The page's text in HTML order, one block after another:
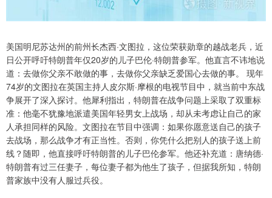
美国明尼苏达州的前州长杰西·文图拉，这位荣获勋章的越战老兵，近
日公开呼吁特朗普年仅20岁的儿子巴伦·特朗普参军。他直言不讳地说
道：去做你父亲不敢做的事，去做你父亲缺乏爱国心去做的事。 现年
74岁的文图拉在英国主持人皮尔斯·摩根的电视节目中，就当前中东战
争展开了深入探讨。他犀利指出，特朗普在战争问题上采取了双重标
准：他毫不犹豫地派遣美国年轻男女上战场，却从未考虑让自己的家
人承担同样的风险。文图拉在节目中强调：如果你愿意送自己的孩子
去战场，那么战争才有正当性。否则，你凭什么把别人的孩子送上前
线？随即，他直接呼吁特朗普的儿子巴伦参军。他还补充道：唐纳德·
特朗普有过三任妻子，每位妻子都为他生了孩子，但据我所知，特朗
普家族中没有人服过兵役。